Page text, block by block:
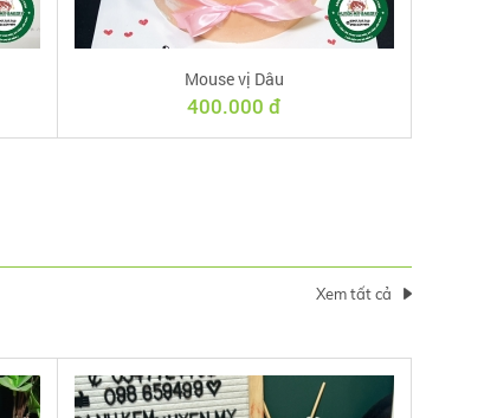
Mouse vị Dâu
400.000 đ
Xem tất cả